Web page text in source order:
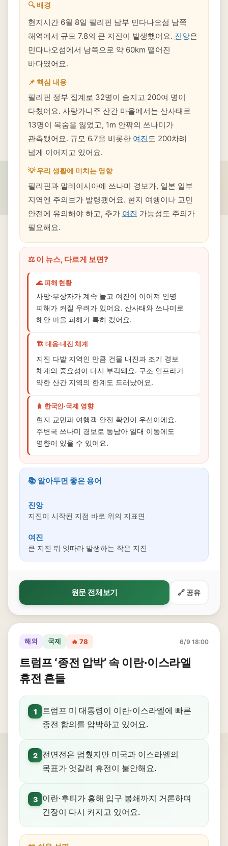
🔍 배경
현지시간 6월 8일 필리핀 남부 민다나오섬 남쪽
해역에서 규모 7.8의 큰 지진이 발생했어요. 진앙은
민다나오섬에서 남쪽으로 약 60km 떨어진
바다였어요.
📌 핵심 내용
필리핀 정부 집계로 32명이 숨지고 200여 명이
다쳤어요. 사랑가니주 산간 마을에서는 산사태로
13명이 목숨을 잃었고, 1m 안팎의 쓰나미가
관측됐어요. 규모 6.7을 비롯한 여진도 200차례
넘게 이어지고 있어요.
💡 우리 생활에 미치는 영향
필리핀과 말레이시아에 쓰나미 경보가, 일본 일부
지역엔 주의보가 발령됐어요. 현지 여행이나 교민
안전에 유의해야 하고, 추가 여진 가능성도 주의가
필요해요.
⚖️ 이 뉴스, 다르게 보면?
🌊 피해 현황
사망·부상자가 계속 늘고 여진이 이어져 인명
피해가 커질 우려가 있어요. 산사태와 쓰나미로
해안 마을 피해가 특히 컸어요.
🏗️ 대응·내진 체계
지진 다발 지역인 만큼 건물 내진과 조기 경보
체계의 중요성이 다시 부각돼요. 구조 인프라가
약한 산간 지역의 한계도 드러났어요.
🧳 한국인·국제 영향
현지 교민과 여행객 안전 확인이 우선이에요.
주변국 쓰나미 경보로 동남아 일대 이동에도
영향이 있을 수 있어요.
📚 알아두면 좋은 용어
진앙
지진이 시작된 지점 바로 위의 지표면
여진
큰 지진 뒤 잇따라 발생하는 작은 지진
원문 전체보기 🔗 공유
해외 국제 🔥 78 6/9 18:00
트럼프 ‘종전 압박’ 속 이란·이스라엘
휴전 흔들
1
트럼프 미 대통령이 이란·이스라엘에 빠른
종전 합의를 압박하고 있어요.
2
전면전은 멈췄지만 미국과 이스라엘의
목표가 엇갈려 휴전이 불안해요.
3
이란·후티가 홍해 입구 봉쇄까지 거론하며
긴장이 다시 커지고 있어요.